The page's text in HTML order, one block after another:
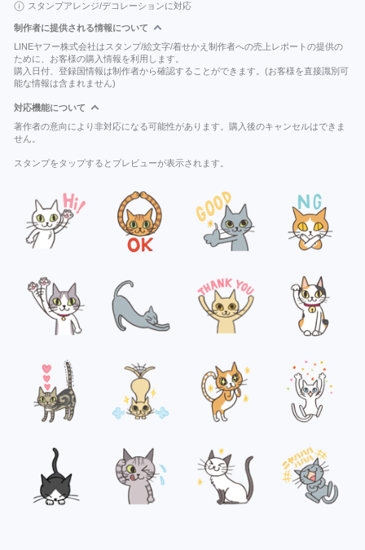
スタンプアレンジ/デコレーションに対応
制作者に提供される情報について
LINEヤフー株式会社はスタンプ/絵文字/着せかえ制作者への売上レポートの提供の
ために、お客様の購入情報を利用します。
購入日付、登録国情報は制作者から確認することができます。(お客様を直接識別可
能な情報は含まれません)
対応機能について
著作者の意向により非対応になる可能性があります。購入後のキャンセルはできま
せん。
スタンプをタップするとプレビューが表示されます。